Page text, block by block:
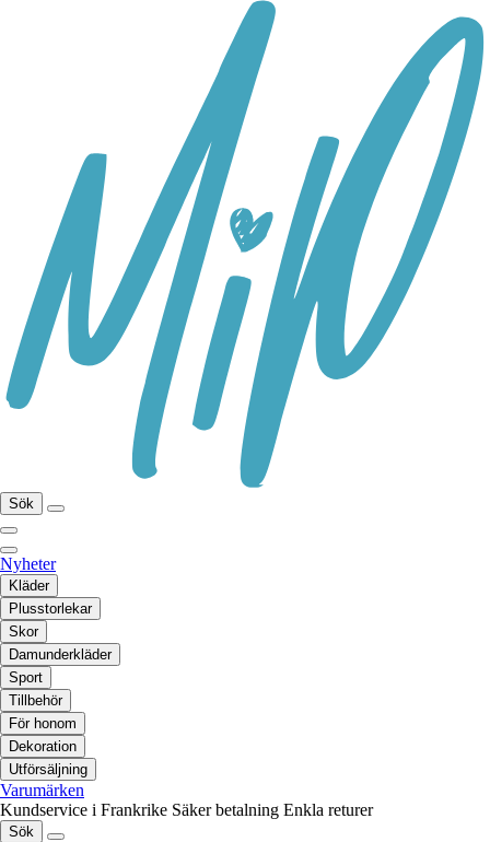
Sök
Nyheter
Kläder
Plusstorlekar
Skor
Damunderkläder
Sport
Tillbehör
För honom
Dekoration
Utförsäljning
Varumärken
Kundservice i Frankrike Säker betalning Enkla returer
Sök